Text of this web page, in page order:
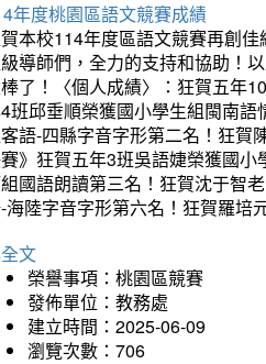
年度桃園區語文競賽成績
本校114年度區語文競賽再創
導師們，全力的支持和協助！
了！〈個人成績〉：狂賀五年
班邱垂順榮獲國小學生組閩南
語-四縣字音字形第二名！狂賀
》狂賀五年3班吳語婕榮獲國
國語朗讀第三名！狂賀沈于智
海陸字音字形第六名！狂賀羅培
文
榮譽事項：桃園區競賽
發佈單位：教務處
建立時間：2025-06-09
瀏覽次數：706